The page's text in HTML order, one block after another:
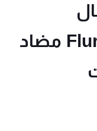
فلوروفلوكس Fluroflox مضاد